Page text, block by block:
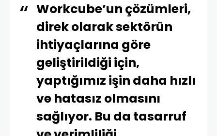
Workcube’un çözümleri,
direk olarak sektörün
ihtiyaçlarına göre
geliştirildiği için,
yaptığımız işin daha hızlı
ve hatasız olmasını
sağlıyor. Bu da tasarruf